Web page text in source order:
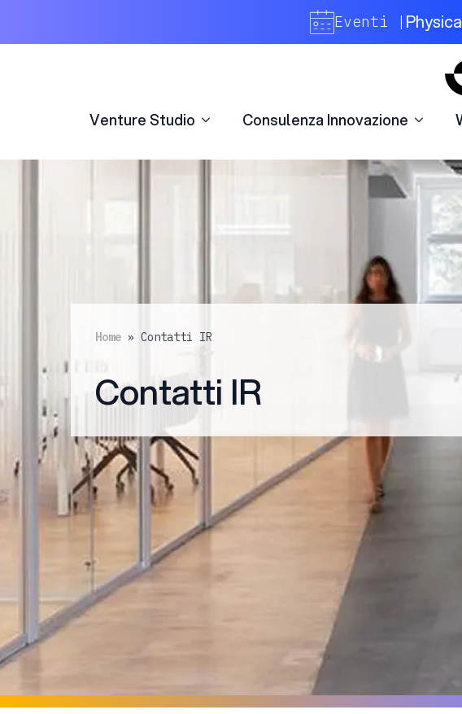
Eventi |
Venture Studio Consulenza Innovazione
Home »Contatti IR
Contatti IR